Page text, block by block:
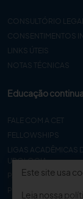
CONSULTÓRIO LEGAL
CONSENTIMENTOS
LINKS ÚTEIS
NOTAS TÉCNICAS
Educação
FALE COM A CET
FELLOWSHIPS
LIGAS ACADÊMICAS
UROLOGIA
PAPER
PROCET
Este site usa
Leia nossa